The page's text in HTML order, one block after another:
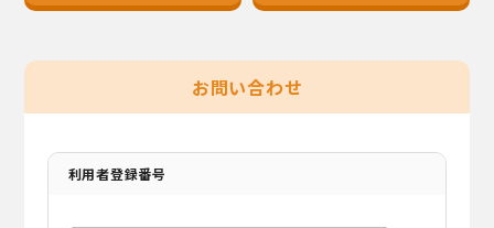
お問い合わせ
利用者登録番号